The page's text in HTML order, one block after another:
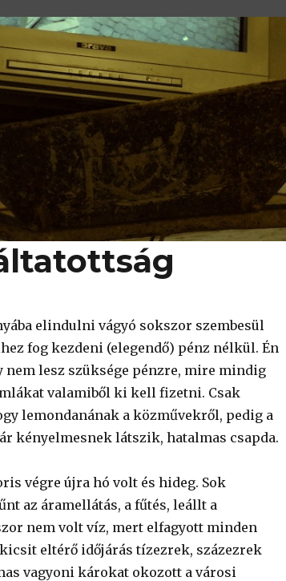
elindulni vágyó sokszor szembesül
fog kezdeni (elegendő) pénz nélkül. Én
lesz szüksége pénzre, mire mindig
valamiből ki kell fizetni. Csak
lemondanának a közművekről, pedig a
kényelmesnek látszik, hatalmas csapda.
végre újra hó volt és hideg. Sok
az áramellátás, a fűtés, leállt a
nem volt víz, mert elfagyott minden
eltérő időjárás tízezrek, százezrek
vagyoni károkat okozott a városi